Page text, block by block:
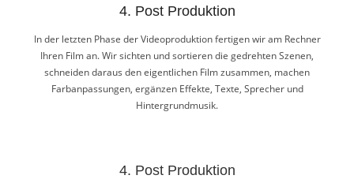
hin zum Tonassistent. Wir stimmen alles auf Ihre Bedürfnisse ab.
4. Post Produktion
In der letzten Phase der Videoproduktion fertigen wir am Rechner
Ihren Film an. Wir sichten und sortieren die gedrehten Szenen,
schneiden daraus den eigentlichen Film zusammen, machen
Farbanpassungen, ergänzen Effekte, Texte, Sprecher und
Hintergrundmusik.
4. Post Produktion